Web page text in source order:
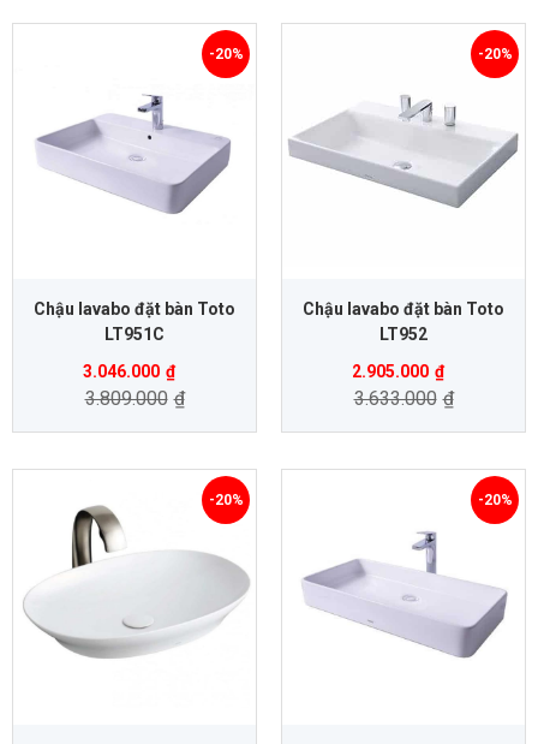
Chậu lavabo đặt bàn Toto
LT951C
3.046.000 ₫
3.809.000 ₫
-20%
Chậu lavabo đặt bàn Toto
LT952
2.905.000 ₫
3.633.000 ₫
-20%
-20% -20%